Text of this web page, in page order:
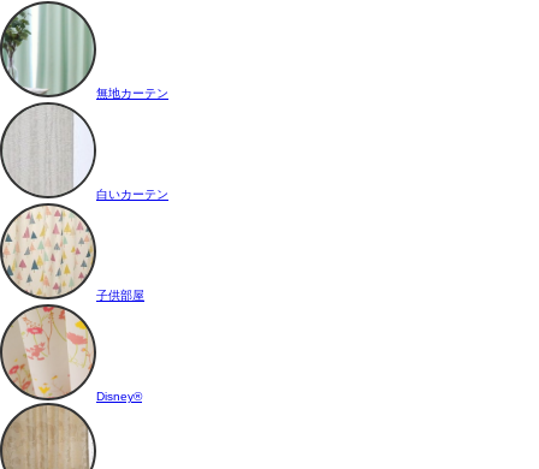
無地カーテン
白いカーテン
子供部屋
Disney®